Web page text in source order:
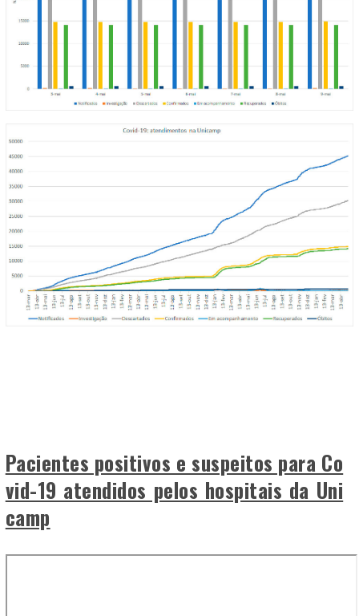
Pacientes positivos e suspeitos para Co
vid-19 atendidos pelos hospitais da Uni
camp